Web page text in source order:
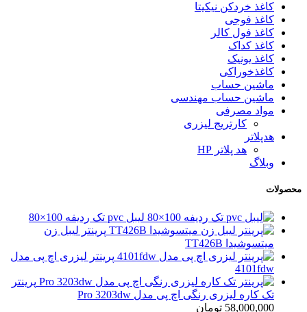
کاغذ خردکن نیکیتا
کاغذ فوجی
کاغذ فول کالر
کاغذ کداک
کاغذ یونیک
کاغذخوراکی
ماشین حساب
ماشین حساب مهندسی
مواد مصرفی
کارتریج لیزری
هدپلاتر
هد پلاتر HP
وبلاگ
محصولات
لیبل pvc تک ردیفه 100×80
پرینتر لیبل زن
میتسوشیدا TT426B
پرینتر لیزری اچ پی مدل
4101fdw
پرینتر
تک کاره لیزری رنگی اچ پی مدل Pro 3203dw
58,000,000 تومان